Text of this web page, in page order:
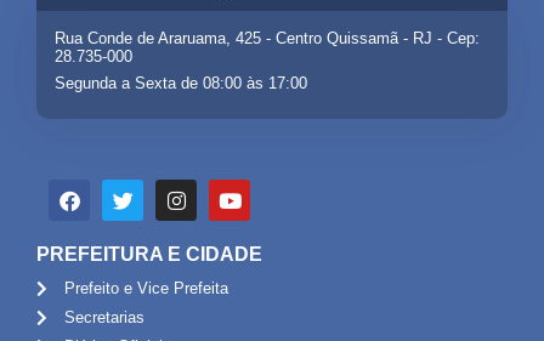
Rua Conde de Araruama, 425 - Centro Quissamã - RJ - Cep:
28.735-000
Segunda a Sexta de 08:00 às 17:00
PREFEITURA E CIDADE
Prefeito e Vice Prefeita
Secretarias